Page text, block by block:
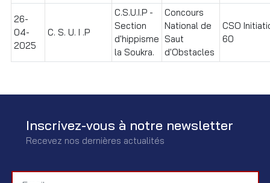
26-
04-
2025
C. S. U. I .P
C.S.U.I.P -
Section
d'hippisme
la Soukra.
Concours
National de
Saut
d'Obstacles
CSO
60
Inscrivez-vous à notre newsletter
Recevez nos dernières actualités